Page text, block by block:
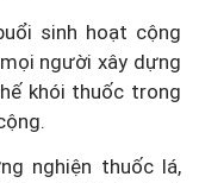
sinh hoạt cộng
người xây dựng
khói thuốc trong
nghiện thuốc lá,